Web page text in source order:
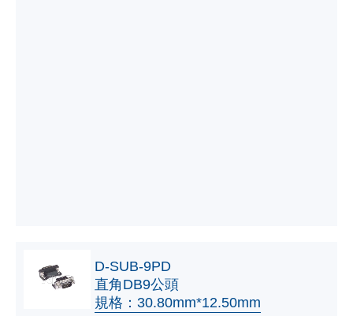
D-SUB-9PD
直角DB9公頭
規格：30.80mm*12.50mm